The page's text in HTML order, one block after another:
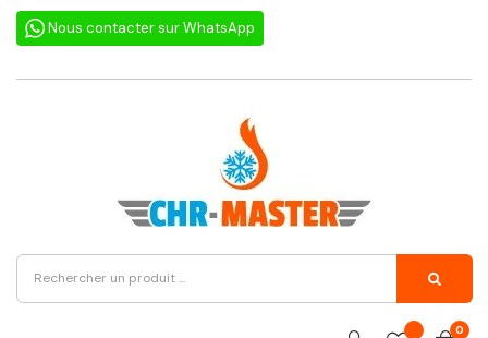
Nous contacter sur WhatsApp
0